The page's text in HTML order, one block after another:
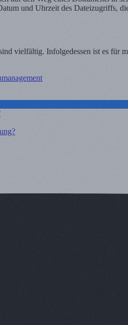
und Uhrzeit des Dateizugriffs,
vielfältig. Infolgedessen ist es für